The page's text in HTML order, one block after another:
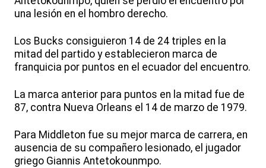
una lesión en el hombro derecho.
Los Bucks consiguieron 14 de 24 triples en la
mitad del partido y establecieron marca de
franquicia por puntos en el ecuador del encuentro.
La marca anterior para puntos en la mitad fue de
87, contra Nueva Orleans el 14 de marzo de 1979.
Para Middleton fue su mejor marca de carrera, en
ausencia de su compañero lesionado, el jugador
griego Giannis Antetokounmpo.